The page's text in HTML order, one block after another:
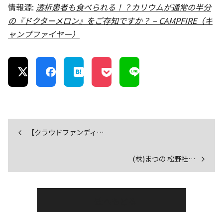
情報源: 透析患者も食べられる！？カリウムが通常の半分
の『ドクターメロン』をご存知ですか？ – CAMPFIRE（キ
ャンプファイヤー）
【クラウドファンディ…
(株)まつの 松野社…